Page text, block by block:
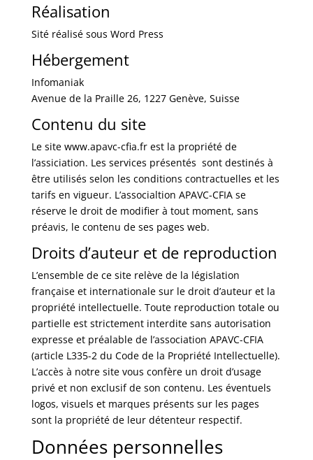
Réalisation
Sité réalisé sous Word Press
Hébergement
Infomaniak
Avenue de la Praille 26, 1227 Genève, Suisse
Contenu du site
Le site www.apavc-cfia.fr est la propriété de
l’assiciation. Les services présentés sont destinés à
être utilisés selon les conditions contractuelles et les
tarifs en vigueur. L’associaltion APAVC-CFIA se
réserve le droit de modifier à tout moment, sans
préavis, le contenu de ses pages web.
Droits d’auteur et de reproduction
L’ensemble de ce site relève de la législation
française et internationale sur le droit d’auteur et la
propriété intellectuelle. Toute reproduction totale ou
partielle est strictement interdite sans autorisation
expresse et préalable de l’association APAVC-CFIA
(article L335-2 du Code de la Propriété Intellectuelle).
L’accès à notre site vous confère un droit d’usage
privé et non exclusif de son contenu. Les éventuels
logos, visuels et marques présents sur les pages
sont la propriété de leur détenteur respectif.
Données personnelles